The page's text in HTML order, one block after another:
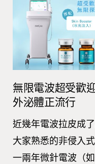
無限電波超受歡
外泌體正流行
近幾年電波拉皮成
大家熟悉的非侵入
一兩年微針電波（